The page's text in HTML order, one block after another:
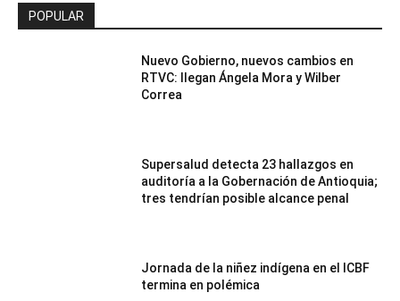
POPULAR
Nuevo Gobierno, nuevos cambios en
RTVC: llegan Ángela Mora y Wilber
Correa
Supersalud detecta 23 hallazgos en
auditoría a la Gobernación de Antioquia;
tres tendrían posible alcance penal
Jornada de la niñez indígena en el ICBF
termina en polémica